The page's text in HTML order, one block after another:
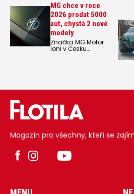
MG chce v roce
2026 prodat 5000
aut, chystá 2 nové
modely
Značka MG Motor
loni v Česku
jedno místo výš
chce přiblížit
5tisícové hranici.
Magazín pro všechny, kteří se